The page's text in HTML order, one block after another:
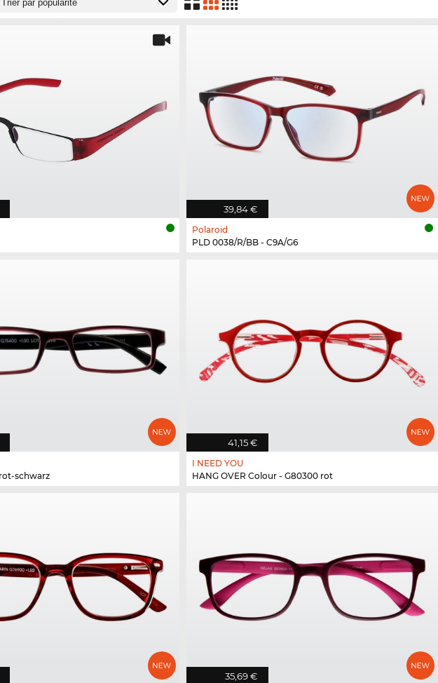
39,84 €
Polaroid
PLD 0038/R/BB - C9A/G6
schwarz
41,15 €
I NEED YOU
HANG OVER Colour - G80300 rot
35,69 €